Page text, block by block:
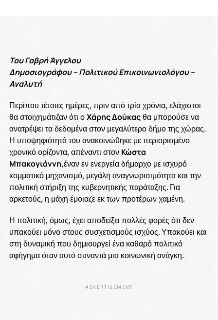
Του Γαβρή Άγγελου
Δημοσιογράφου – Πολιτικού Επικοινωνιολόγου –
Αναλυτή
Περίπου τέτοιες ημέρες, πριν από τρία χρόνια, ελάχιστοι
θα στοιχημάτιζαν ότι οΧάρης Δούκαςθα μπορούσε να
ανατρέψει τα δεδομένα στον μεγαλύτερο δήμο της χώρας.
Η υποψηφιότητά του ανακοινώθηκε με περιορισμένο
χρονικό ορίζοντα, απέναντι στον Κώστα
Μπακογιάννη,έναν εν ενεργεία δήμαρχο με ισχυρό
κομματικό μηχανισμό, μεγάλη αναγνωρισιμότητα και την
πολιτική στήριξη της κυβερνητικής παράταξης. Για
αρκετούς, η μάχη έμοιαζε εκ των προτέρων χαμένη.
Η πολιτική, όμως, έχει αποδείξει πολλές φορές ότι δεν
υπακούει μόνο στους συσχετισμούς ισχύος. Υπακούει και
στη δυναμική που δημιουργεί ένα καθαρό πολιτικό
αφήγημα όταν αυτό συναντά μια κοινωνική ανάγκη.
ADVERTISEMENT